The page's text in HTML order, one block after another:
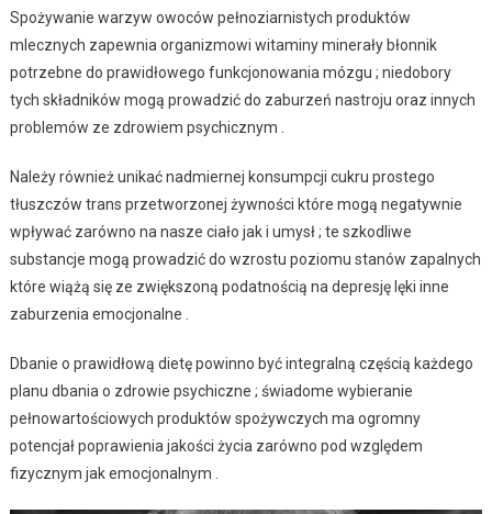
Spożywanie warzyw owoców pełnoziarnistych produktów
mlecznych zapewnia organizmowi witaminy minerały błonnik
potrzebne do prawidłowego funkcjonowania mózgu ; niedobory
tych składników mogą prowadzić do zaburzeń nastroju oraz innych
problemów ze zdrowiem psychicznym .
Należy również unikać nadmiernej konsumpcji cukru prostego
tłuszczów trans przetworzonej żywności które mogą negatywnie
wpływać zarówno na nasze ciało jak i umysł ; te szkodliwe
substancje mogą prowadzić do wzrostu poziomu stanów zapalnych
które wiążą się ze zwiększoną podatnością na depresję lęki inne
zaburzenia emocjonalne .
Dbanie o prawidłową dietę powinno być integralną częścią każdego
planu dbania o zdrowie psychiczne ; świadome wybieranie
pełnowartościowych produktów spożywczych ma ogromny
potencjał poprawienia jakości życia zarówno pod względem
fizycznym jak emocjonalnym .